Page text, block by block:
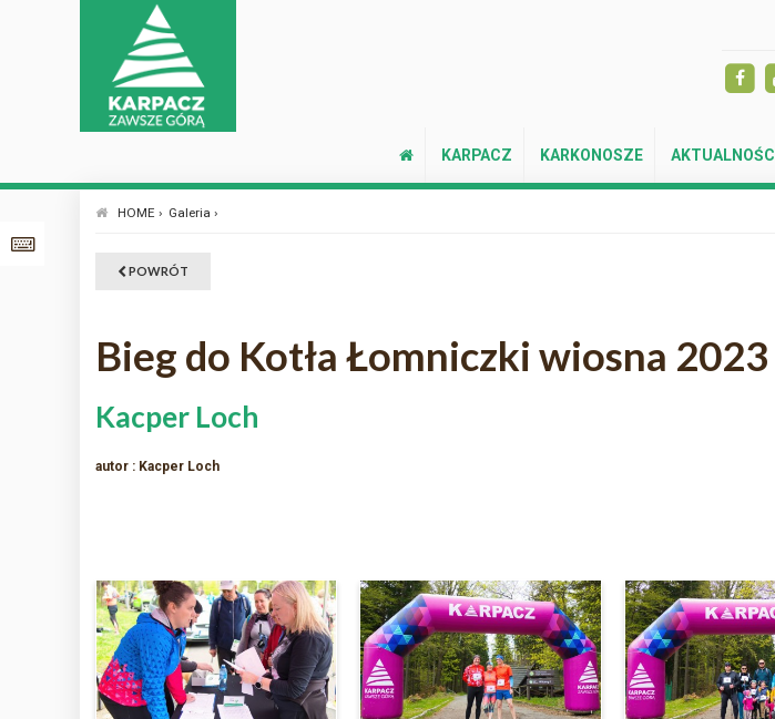
KARPACZ KARKONOSZE AKTUALNOŚCI
HOME › Galeria ›
POWRÓT
Bieg do Kotła Łomniczki wiosna 2023
Kacper Loch
autor : Kacper Loch